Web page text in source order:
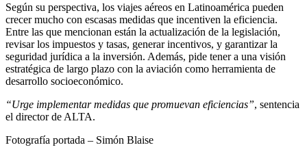
Según su perspectiva, los viajes aéreos en Latinoamérica pueden
crecer mucho con escasas medidas que incentiven la eficiencia.
Entre las que mencionan están la actualización de la legislación,
revisar los impuestos y tasas, generar incentivos, y garantizar la
seguridad jurídica a la inversión. Además, pide tener a una visión
estratégica de largo plazo con la aviación como herramienta de
desarrollo socioeconómico.
“Urge implementar medidas que promuevan eficiencias”, sentencia
el director de ALTA.
Fotografía portada – Simón Blaise